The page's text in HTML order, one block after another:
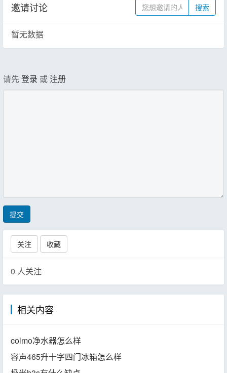
邀请讨论 搜索
暂无数据
请先登录 或 注册
提交
关注 收藏
0 人关注
相关内容
colmo净水器怎么样
容声465升十字四门冰箱怎么样